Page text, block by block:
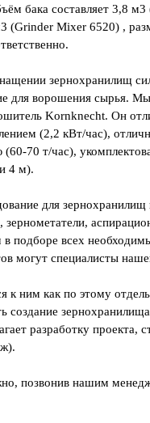
бака составляет 3,8
(Grinder Mixer 6520) ,
зернохранилищ
для ворошения сырья.
Kornkneсht. Он
(2,2 кВт/час),
(60-70 т/час),
4 м).
для зернохранилищ
подборе всех
могут специалисты
к ним как по этому
создание
разработку проекта,
позвонив нашим